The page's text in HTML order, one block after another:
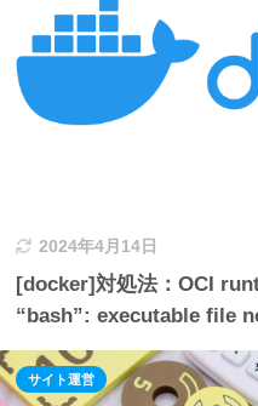
2024年4月14日
[docker]対処法：OCI
“bash”: executable file
サイト運営